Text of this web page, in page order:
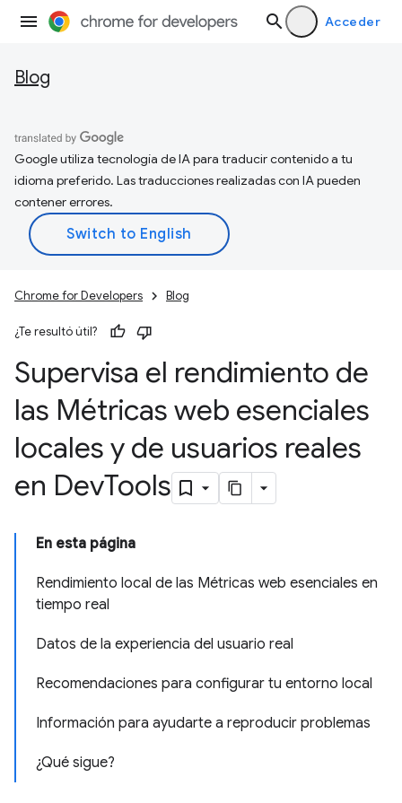
Acceder
Blog
Google utiliza tecnología de IA para traducir contenido a tu
idioma preferido. Las traducciones realizadas con IA pueden
contener errores.
Chrome for Developers Blog
¿Te resultó útil?
Supervisa el rendimiento de
las Métricas web esenciales
locales y de usuarios reales
en DevTools
En esta página
Rendimiento local de las Métricas web esenciales en
tiempo real
Datos de la experiencia del usuario real
Recomendaciones para configurar tu entorno local
Información para ayudarte a reproducir problemas
¿Qué sigue?